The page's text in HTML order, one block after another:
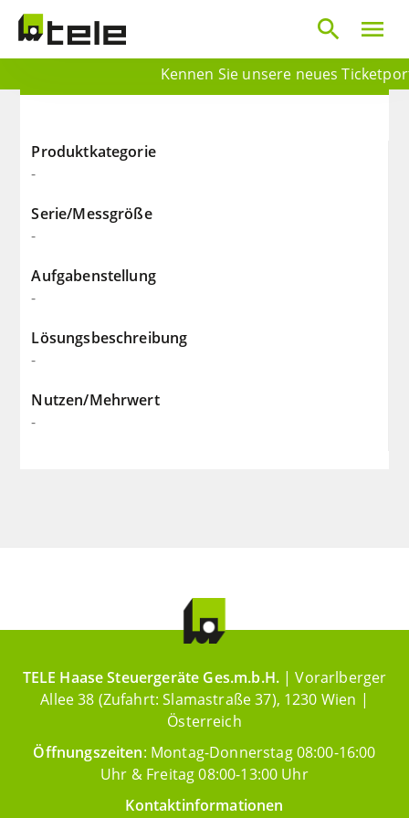
Kennen Sie unsere neues
menu
search
Produktkategorie
-
Serie/Messgröße
-
Aufgabenstellung
-
Lösungsbeschreibung
-
Nutzen/Mehrwert
-
TELE Haase Steuergeräte Ges.m.b.H. | Vorarlberger
Allee 38 (Zufahrt: Slamastraße 37), 1230 Wien |
Österreich
Öffnungszeiten: Montag-Donnerstag 08:00-16:00
Uhr & Freitag 08:00-13:00 Uhr
Kontaktinformationen